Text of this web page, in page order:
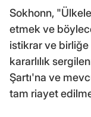
Sokhonn,
etmek ve
istikrar ve
kararlılık
Şartı'na ve
tam riayet